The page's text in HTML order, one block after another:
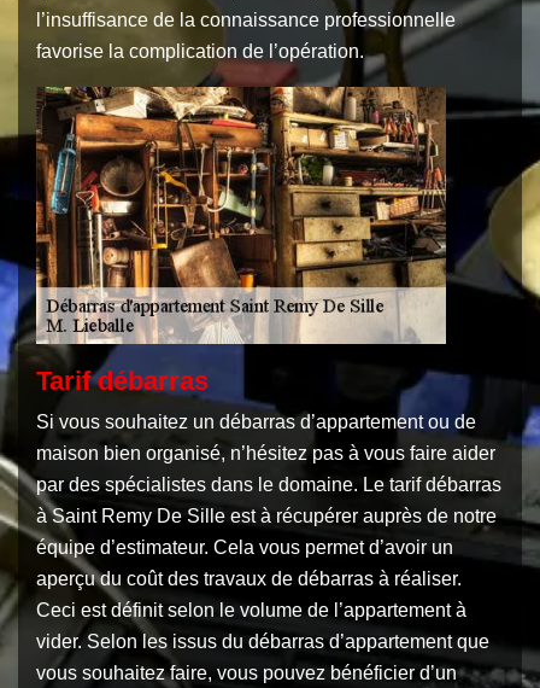
l’insuffisance de la connaissance professionnelle
favorise la complication de l’opération.
Tarif débarras
Si vous souhaitez un débarras d’appartement ou de
maison bien organisé, n’hésitez pas à vous faire aider
par des spécialistes dans le domaine. Le tarif débarras
à Saint Remy De Sille est à récupérer auprès de notre
équipe d’estimateur. Cela vous permet d’avoir un
aperçu du coût des travaux de débarras à réaliser.
Ceci est définit selon le volume de l’appartement à
vider. Selon les issus du débarras d’appartement que
vous souhaitez faire, vous pouvez bénéficier d’un